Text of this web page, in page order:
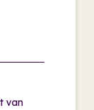
van